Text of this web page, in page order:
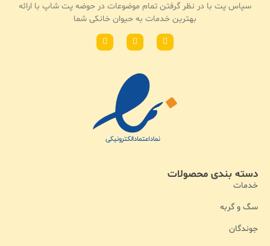
دسته بندی محصولات
خدمات
سگ و گربه
جوندگان
سپاس پت با در نظر گرفتن تمام موضوعات در حوضه پت شاپ با ارائه
بهترین خدمات به حیوان خانکی شما